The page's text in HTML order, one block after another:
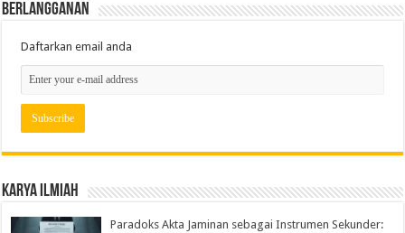
Berlangganan
Daftarkan email anda
Karya Ilmiah
Paradoks Akta Jaminan sebagai Instrumen Sekunder: